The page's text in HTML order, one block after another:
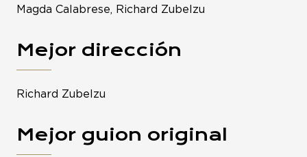
Magda Calabrese, Richard Zubelzu
Mejor dirección
Richard Zubelzu
Mejor guion original